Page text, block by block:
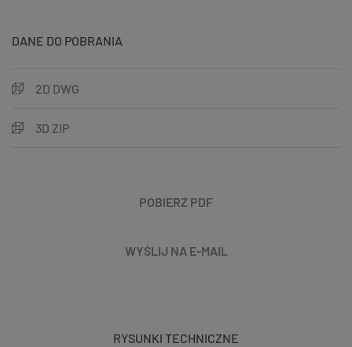
DANE DO POBRANIA
2D DWG
3D ZIP
POBIERZ PDF
WYŚLIJ NA E-MAIL
RYSUNKI TECHNICZNE